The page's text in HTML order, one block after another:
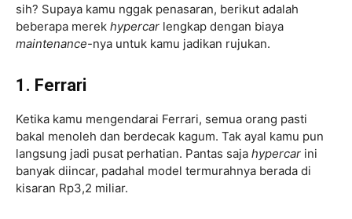
sih? Supaya kamu nggak penasaran, berikut adalah
beberapa merek hypercar lengkap dengan biaya
maintenance-nya untuk kamu jadikan rujukan.
1. Ferrari
Ketika kamu mengendarai Ferrari, semua orang pasti
bakal menoleh dan berdecak kagum. Tak ayal kamu pun
langsung jadi pusat perhatian. Pantas saja hypercar ini
banyak diincar, padahal model termurahnya berada di
kisaran Rp3,2 miliar.